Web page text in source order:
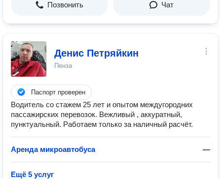
Позвонить Чат
Денис Петряйкин
Пенза
Паспорт проверен
Водитель со стажем 25 лет и опытом междугородних
пассажирских перевозок. Вежливый , аккуратный,
пунктуальный. Работаем только за наличный расчёт.
Аренда микроавтобуса —
Ещё 5 услуг